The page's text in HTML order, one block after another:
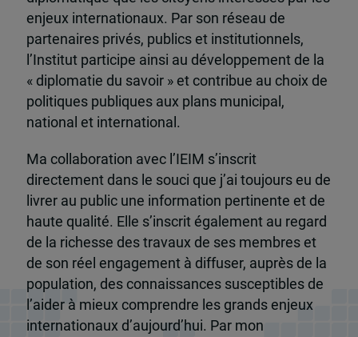
enjeux internationaux. Par son réseau de
partenaires privés, publics et institutionnels,
l’Institut participe ainsi au développement de la
« diplomatie du savoir » et contribue au choix de
politiques publiques aux plans municipal,
national et international.
Ma collaboration avec l’IEIM s’inscrit
directement dans le souci que j’ai toujours eu de
livrer au public une information pertinente et de
haute qualité. Elle s’inscrit également au regard
de la richesse des travaux de ses membres et
de son réel engagement à diffuser, auprès de la
population, des connaissances susceptibles de
l’aider à mieux comprendre les grands enjeux
internationaux d’aujourd’hui. Par mon